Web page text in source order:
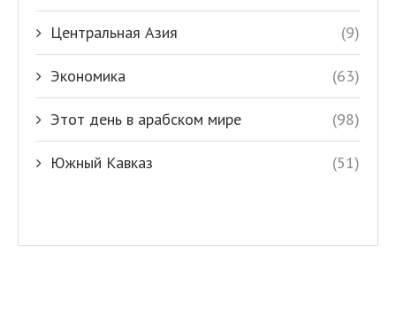
Центральная Азия (9)
Экономика (63)
Этот день в арабском мире (98)
Южный Кавказ (51)